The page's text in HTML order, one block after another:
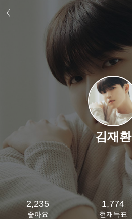
김재환
2,235
좋아요
1,774
현재득표